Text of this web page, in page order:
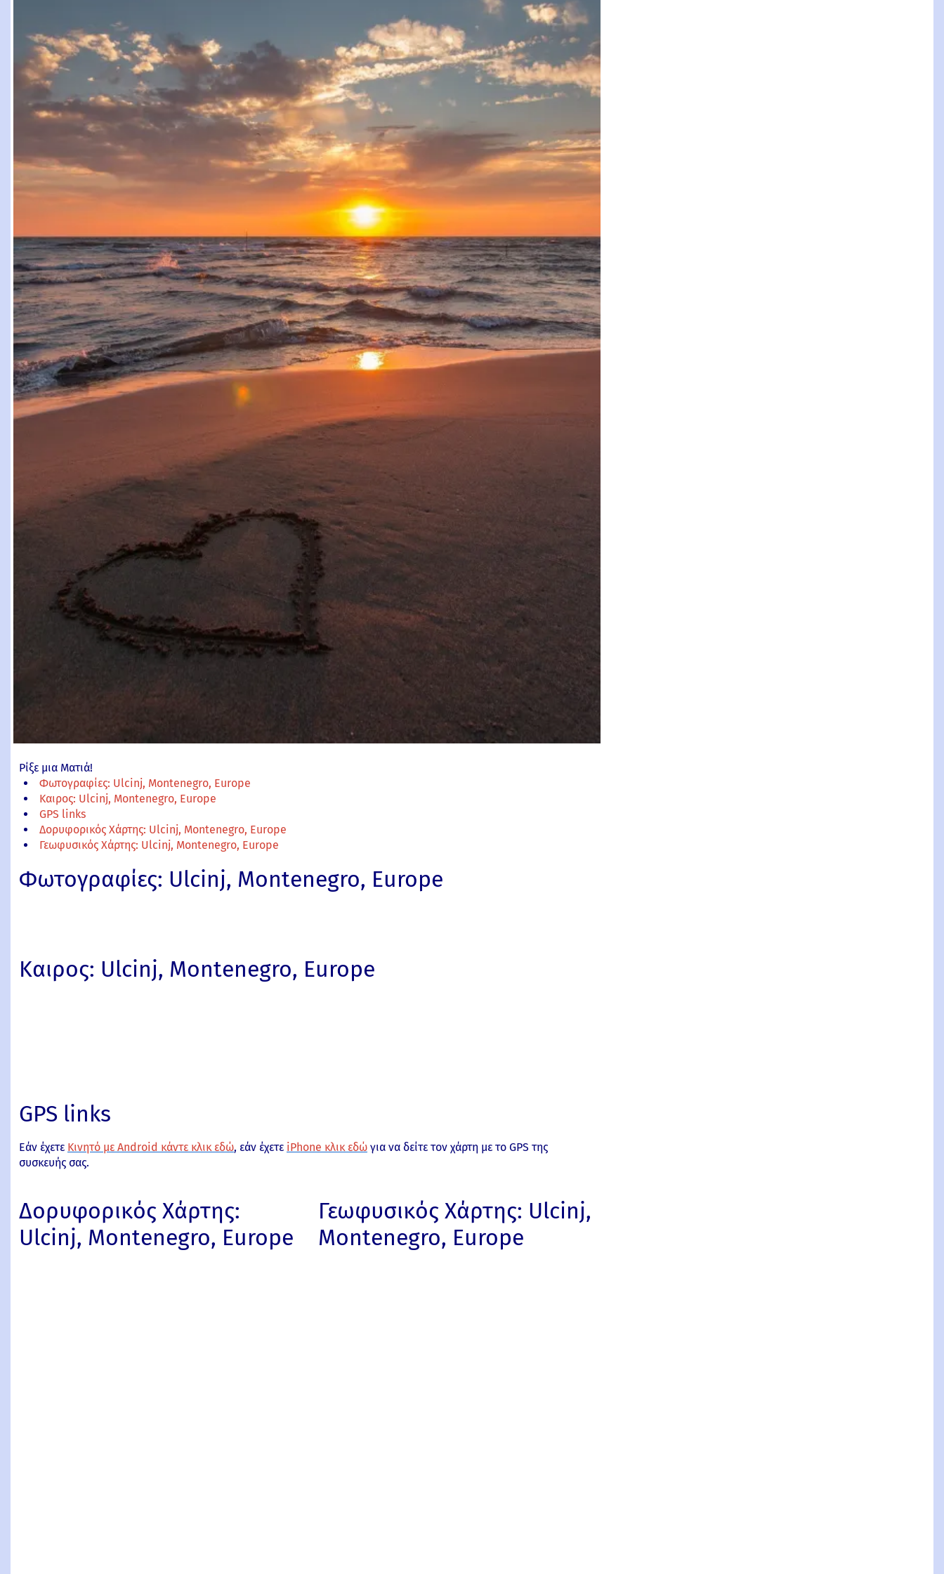
Ρίξε μια Ματιά!
Φωτογραφίες: Ulcinj, Montenegro, Europe
Καιρος: Ulcinj, Montenegro, Europe
GPS links
Δορυφορικός Χάρτης: Ulcinj, Montenegro, Europe
Γεωφυσικός Χάρτης: Ulcinj, Montenegro, Europe
Φωτογραφίες: Ulcinj, Montenegro, Europe
Καιρος: Ulcinj, Montenegro, Europe
GPS links
Εάν έχετε Κινητό με Android κάντε κλικ εδώ, εάν έχετε iPhone κλικ εδώ για να δείτε τον χάρτη με το GPS της
συσκευής σας.
Δορυφορικός Χάρτης:
Ulcinj, Montenegro, Europe
Γεωφυσικός Χάρτης: Ulcinj,
Montenegro, Europe